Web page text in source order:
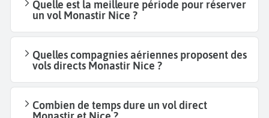
Quelle est la meilleure période pour réserver
un vol Monastir Nice ?
Quelles compagnies aériennes proposent des
vols directs Monastir Nice ?
Combien de temps dure un vol direct